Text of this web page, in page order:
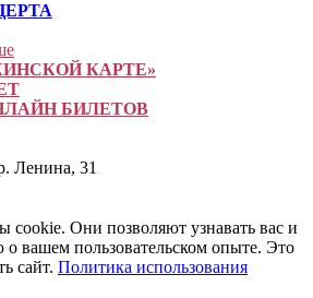
КАРТЕ»
БИЛЕТОВ
Ленина, 31
cookie. Они позволяют узнавать вас и
вашем пользовательском опыте. Это
сайт. Политика использования